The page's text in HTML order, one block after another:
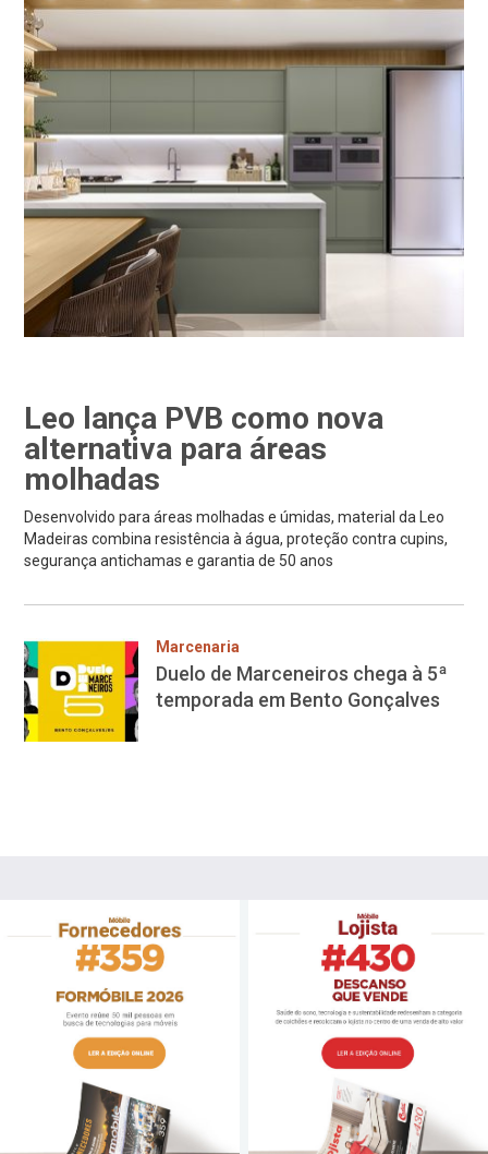
Leo lança PVB como nova
alternativa para áreas
molhadas
Desenvolvido para áreas molhadas e úmidas, material da Leo
Madeiras combina resistência à água, proteção contra cupins,
segurança antichamas e garantia de 50 anos
Marcenaria
Duelo de Marceneiros chega à 5ª
temporada em Bento Gonçalves